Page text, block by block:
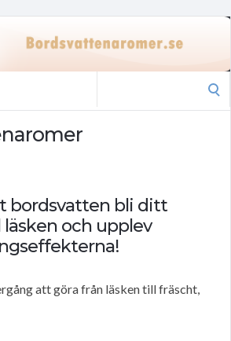
bordsvatten bli ditt
och upplev
att göra från läsken till fräscht,